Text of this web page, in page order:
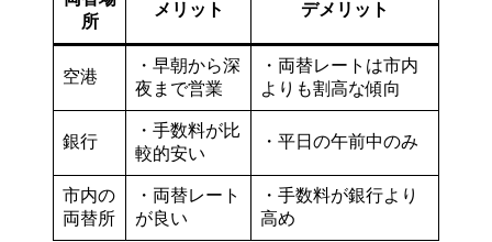
所
メリット デメリット
空港
・早朝から深
夜まで営業
・両替レートは市内
よりも割高な傾向
銀行
・手数料が比
較的安い
・平日の午前中のみ
市内の
両替所
・両替レート
が良い
・手数料が銀行より
高め